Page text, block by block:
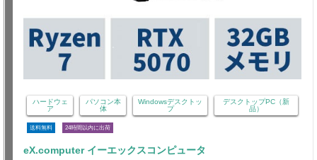
ハードウェ
ア
パソコン本
体
Windowsデスクトッ
プ
デスクトップPC（新
品）
送料無料 24時間以内に出荷
eX.computer イーエックスコンピュータ